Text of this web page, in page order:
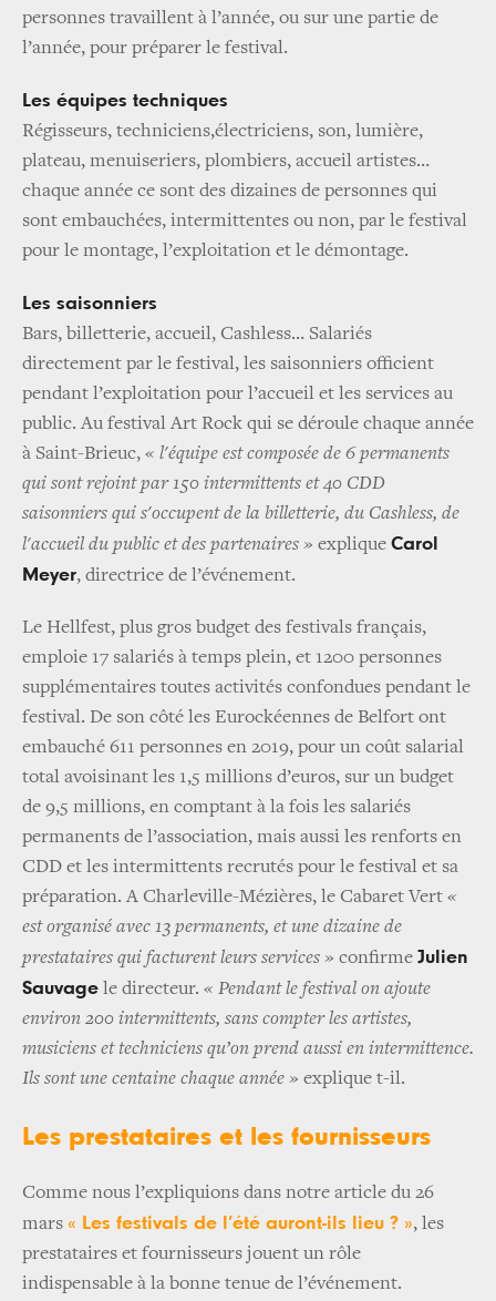
personnes travaillent à l’année, ou sur une partie de
l’année, pour préparer le festival.
Les équipes techniques
Régisseurs, techniciens,électriciens, son, lumière,
plateau, menuiseriers, plombiers, accueil artistes…
chaque année ce sont des dizaines de personnes qui
sont embauchées, intermittentes ou non, par le festival
pour le montage, l’exploitation et le démontage.
Les saisonniers
Bars, billetterie, accueil, Cashless… Salariés
directement par le festival, les saisonniers officient
pendant l’exploitation pour l’accueil et les services au
public. Au festival Art Rock qui se déroule chaque année
à Saint-Brieuc, « l'équipe est composée de 6 permanents
qui sont rejoint par 150 intermittents et 40 CDD
saisonniers qui s'occupent de la billetterie, du Cashless, de
l'accueil du public et des partenaires » explique Carol
Meyer, directrice de l’événement.
Le Hellfest, plus gros budget des festivals français,
emploie 17 salariés à temps plein, et 1200 personnes
supplémentaires toutes activités confondues pendant le
festival. De son côté les Eurockéennes de Belfort ont
embauché 611 personnes en 2019, pour un coût salarial
total avoisinant les 1,5 millions d’euros, sur un budget
de 9,5 millions, en comptant à la fois les salariés
permanents de l’association, mais aussi les renforts en
CDD et les intermittents recrutés pour le festival et sa
préparation. A Charleville-Mézières, le Cabaret Vert «
est organisé avec 13 permanents, et une dizaine de
prestataires qui facturent leurs services » confirme Julien
Sauvage le directeur. « Pendant le festival on ajoute
environ 200 intermittents, sans compter les artistes,
musiciens et techniciens qu’on prend aussi en intermittence.
Ils sont une centaine chaque année » explique t-il.
Les prestataires et les fournisseurs
Comme nous l’expliquions dans notre article du 26
mars « Les festivals de l’été auront-ils lieu ? », les
prestataires et fournisseurs jouent un rôle
indispensable à la bonne tenue de l’événement.